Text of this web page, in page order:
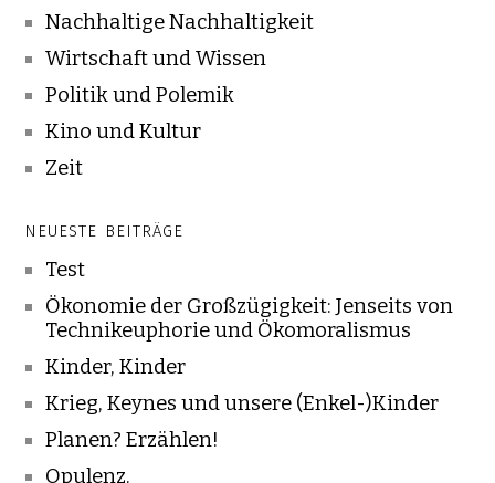
Nachhaltige Nachhaltigkeit
Wirtschaft und Wissen
Politik und Polemik
Kino und Kultur
Zeit
NEUESTE BEITRÄGE
Test
Ökonomie der Großzügigkeit: Jenseits von
Technikeuphorie und Ökomoralismus
Kinder, Kinder
Krieg, Keynes und unsere (Enkel-)Kinder
Planen? Erzählen!
Opulenz.